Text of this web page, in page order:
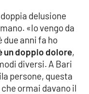
delusione
«Io vengo da
due anni fa ho
un doppio dolore,
diversi. A Bari
persone, questa
ormai davano il